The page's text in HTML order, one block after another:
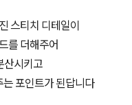
스티치 디테일이
를 더해주어
산시키고
포인트가 된답니다